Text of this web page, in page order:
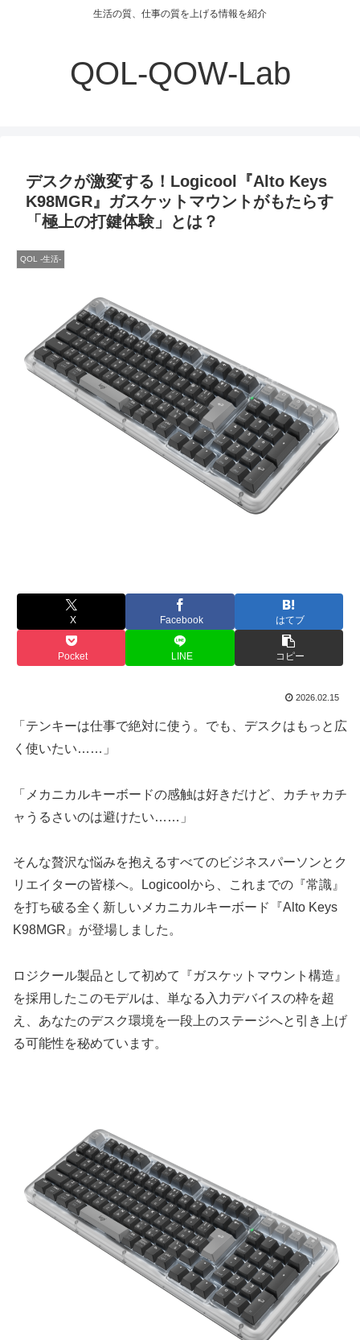
生活の質、仕事の質を上げる情報を紹介
QOL-QOW-Lab
デスクが激変する！Logicool『Alto Keys
K98MGR』ガスケットマウントがもたらす
「極上の打鍵体験」とは？
QOL -生活-
X Facebook はてブ
Pocket LINE コピー
2026.02.15
「テンキーは仕事で絶対に使う。でも、デスクはもっと広
く使いたい……」
「メカニカルキーボードの感触は好きだけど、カチャカチ
ャうるさいのは避けたい……」
そんな贅沢な悩みを抱えるすべてのビジネスパーソンとク
リエイターの皆様へ。Logicoolから、これまでの『常識』
を打ち破る全く新しいメカニカルキーボード『Alto Keys
K98MGR』が登場しました。
ロジクール製品として初めて『ガスケットマウント構造』
を採用したこのモデルは、単なる入力デバイスの枠を超
え、あなたのデスク環境を一段上のステージへと引き上げ
る可能性を秘めています。